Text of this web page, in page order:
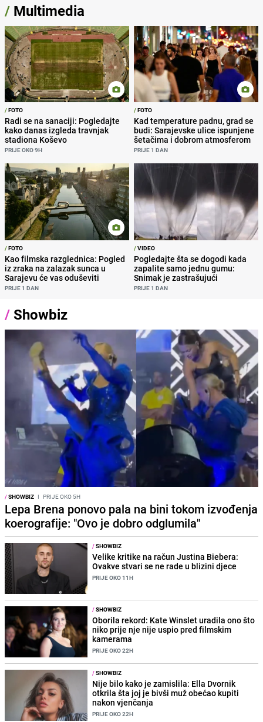
/ Multimedia
/FOTO
Radi se na sanaciji: Pogledajte
kako danas izgleda travnjak
stadiona Koševo
PRIJE OKO 9H
/FOTO
Kad temperature padnu, grad se
budi: Sarajevske ulice ispunjene
šetačima i dobrom atmosferom
PRIJE 1 DAN
/FOTO
Kao filmska razglednica: Pogled
iz zraka na zalazak sunca u
Sarajevu će vas oduševiti
PRIJE 1 DAN
/VIDEO
Pogledajte šta se dogodi kada
zapalite samo jednu gumu:
Snimak je zastrašujući
PRIJE 1 DAN
/ Showbiz
/SHOWBIZ I PRIJE OKO 5H
Lepa Brena ponovo pala na bini tokom izvođenja
koerografije: "Ovo je dobro odglumila"
/SHOWBIZ
Velike kritike na račun Justina Biebera:
Ovakve stvari se ne rade u blizini djece
PRIJE OKO 11H
/SHOWBIZ
Oborila rekord: Kate Winslet uradila ono što
niko prije nje nije uspio pred filmskim
kamerama
PRIJE OKO 22H
/SHOWBIZ
Nije bilo kako je zamislila: Ella Dvornik
otkrila šta joj je bivši muž obećao kupiti
nakon vjenčanja
PRIJE OKO 22H